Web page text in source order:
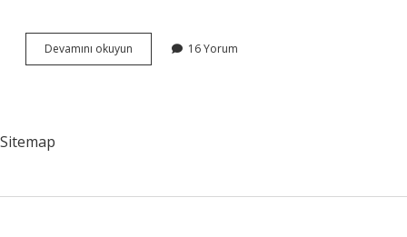
Devamını okuyun
yanığına
16 Yorum
Sitemap